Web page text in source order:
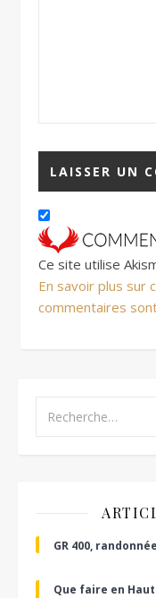
Ce site utilise
En savoir plus sur
commentaires
GR 400,
Que faire en